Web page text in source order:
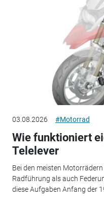
03.08.2026 #Motorrad
Wie funktioniert
Telelever
Bei den meisten
Radführung als auch
diese Aufgaben Anfang der